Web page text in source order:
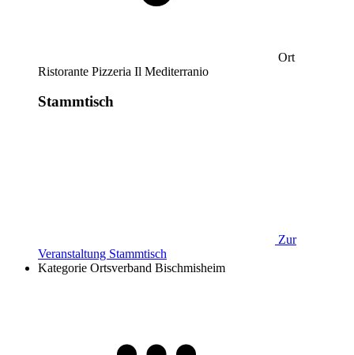
Ort
Ristorante Pizzeria Il Mediterranio
Stammtisch
Zur
Veranstaltung Stammtisch
Kategorie Ortsverband Bischmisheim